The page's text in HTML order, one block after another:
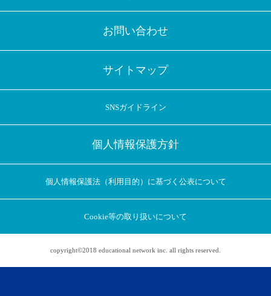
アプリに切り替えてみませんか
お問い合わせ
サイトマップ
SNSガイドライン
個人情報保護方針
個人情報保護法（利用目的）に基づく公表について
Cookie等の取り扱いについて
copyright©2018 educational network inc. all rights reserved.